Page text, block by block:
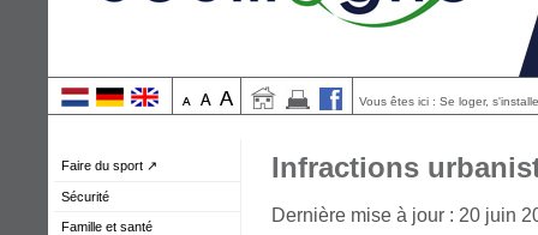
Vous êtes ici : Se loger,
Faire du sport ↗
Sécurité
Famille et santé
Infractions
Dernière mise à jour : 20 juin